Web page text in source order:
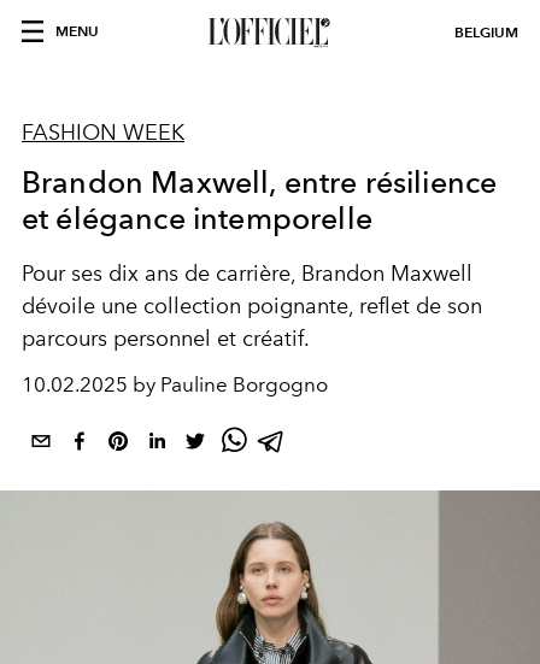
MENU BELGIUM
FASHION WEEK
Brandon Maxwell, entre résilience
et élégance intemporelle
Pour ses dix ans de carrière, Brandon Maxwell
dévoile une collection poignante, reflet de son
parcours personnel et créatif.
10.02.2025 by Pauline Borgogno